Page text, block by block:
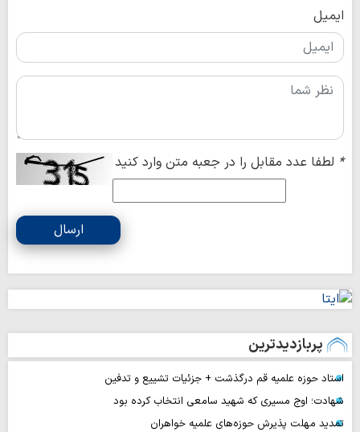
ایمیل
* لطفا عدد مقابل را در جعبه متن وارد کنید
ارسال
پربازدیدترین
استاد حوزه علمیه قم درگذشت + جزئیات تشییع و تدفین
شهادت؛ اوج مسیری که شهید سامعی انتخاب کرده بود
تمدید مهلت پذیرش حوزه‌های علمیه خواهران